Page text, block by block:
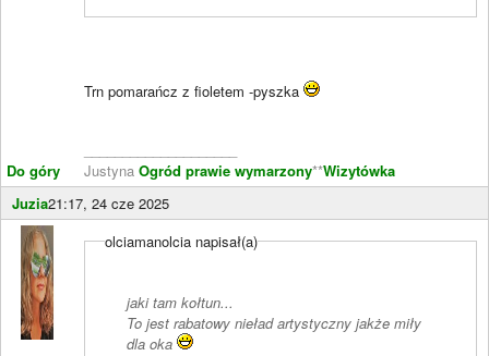
Do góry
Trn pomarańcz z fioletem -pyszka
Justyna Ogród prawie wymarzony**Wizytówka
Juzia21:17, 24 cze 2025
olciamanolcia napisał(a)
jaki tam kołtun...
To jest rabatowy nieład artystyczny jakże miły
dla oka